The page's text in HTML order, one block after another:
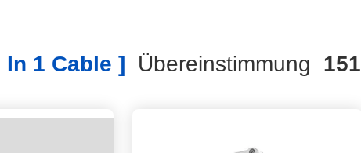
1 Cable ] Übereinstimmung 151